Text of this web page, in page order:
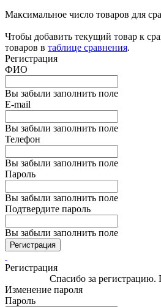
Максимальное число товаров для
Чтобы добавить текущий товар к
товаров в таблице сравнения.
Регистрация
ФИО
Вы забыли заполнить поле
E-mail
Вы забыли заполнить поле
Телефон
Вы забыли заполнить поле
Пароль
Вы забыли заполнить поле
Подтвердите пароль
Вы забыли заполнить поле
Регистрация
Регистрация
Спасибо за регистрацию.
Изменение пароля
Пароль